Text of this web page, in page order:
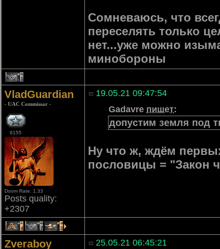
Сомневаюсь, что
переселять только
нет...уже можно
минобороны
1
VladGuardian
- UAC Commissar -
6155
Doom Rate: 1.33
Posts quality:
+2307
19.05.21 09:47:54
Gadavre пишет:
допустим земля под
Ну что ж, ждём
пословицы = "Закон
4 17 23
Zveraboy 25.05.21 06:45:21